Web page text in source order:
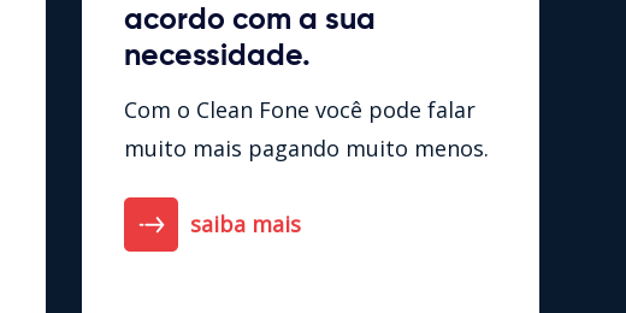
acordo com a sua
necessidade.
Com o Clean Fone você pode falar
muito mais pagando muito menos.
saiba mais